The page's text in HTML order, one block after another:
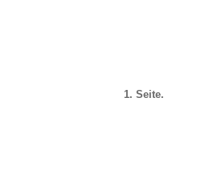
1. Seite.